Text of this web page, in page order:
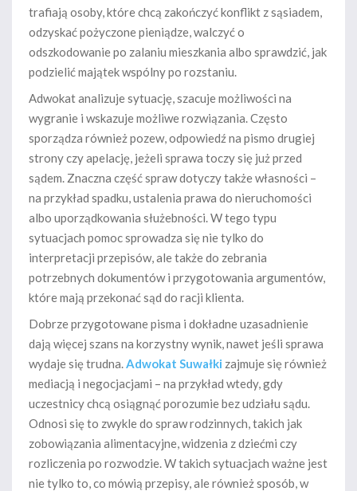
trafiają osoby, które chcą zakończyć konflikt z sąsiadem,
odzyskać pożyczone pieniądze, walczyć o
odszkodowanie po zalaniu mieszkania albo sprawdzić, jak
podzielić majątek wspólny po rozstaniu.
Adwokat analizuje sytuację, szacuje możliwości na
wygranie i wskazuje możliwe rozwiązania. Często
sporządza również pozew, odpowiedź na pismo drugiej
strony czy apelację, jeżeli sprawa toczy się już przed
sądem. Znaczna część spraw dotyczy także własności –
na przykład spadku, ustalenia prawa do nieruchomości
albo uporządkowania służebności. W tego typu
sytuacjach pomoc sprowadza się nie tylko do
interpretacji przepisów, ale także do zebrania
potrzebnych dokumentów i przygotowania argumentów,
które mają przekonać sąd do racji klienta.
Dobrze przygotowane pisma i dokładne uzasadnienie
dają więcej szans na korzystny wynik, nawet jeśli sprawa
wydaje się trudna.Adwokat Suwałki zajmuje się również
mediacją i negocjacjami – na przykład wtedy, gdy
uczestnicy chcą osiągnąć porozumie bez udziału sądu.
Odnosi się to zwykle do spraw rodzinnych, takich jak
zobowiązania alimentacyjne, widzenia z dziećmi czy
rozliczenia po rozwodzie. W takich sytuacjach ważne jest
nie tylko to, co mówią przepisy, ale również sposób, w